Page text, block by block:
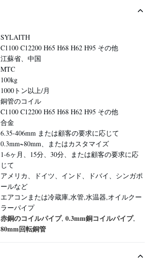
SYLAITH
C1100 C12200 H65 H68 H62 H95 その他
江蘇省、中国
MTC
100kg
1000トン以上/月
銅管のコイル
C1100 C12200 H65 H68 H62 H95 その他
合金
6.35-406mm または顧客の要求に応じて
0.3mm~80mm、またはカスタマイズ
1-6ヶ月、15分、30分、または顧客の要求に応
じて
アメリカ、ドイツ、インド、ドバイ、シンガポ
ールなど
エアコンまたは冷蔵庫,水管,水温器,オイルクー
ラーパイプ
赤銅のコイルパイプ, 0.3mm銅コイルパイプ,
80mm回転銅管